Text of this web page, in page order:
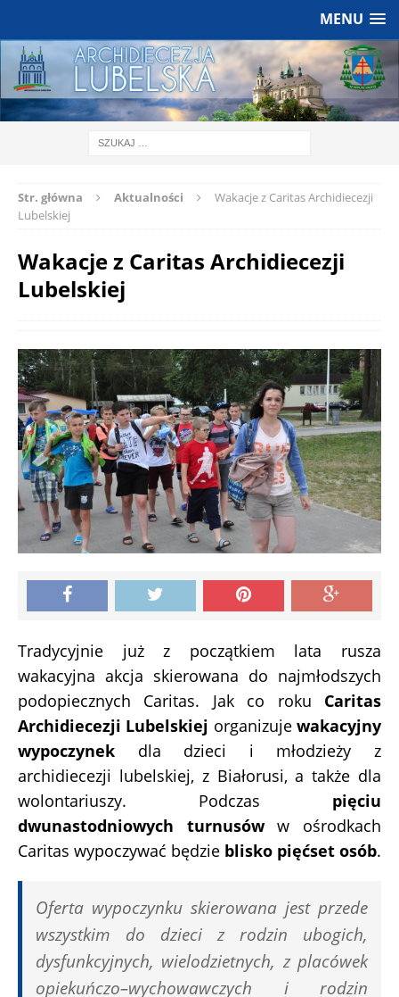
MENU
Str. główna Aktualności
Wakacje z Caritas Archidiecezji
Lubelskiej
Wakacje z Caritas Archidiecezji
Lubelskiej
Tradycyjnie już z początkiem lata rusza
wakacyjna akcja skierowana do najmłodszych
podopiecznych Caritas. Jak co roku Caritas
Archidiecezji Lubelskiej organizujewakacyjny
wypoczynek dla dzieci i młodzieży z
archidiecezji lubelskiej, z Białorusi, a także dla
wolontariuszy. Podczas pięciu
dwunastodniowych turnusóww ośrodkach
Caritas wypoczywać będzie blisko pięćset osób.
Oferta wypoczynku skierowana jest przede
wszystkim do dzieci z rodzin ubogich,
dysfunkcyjnych, wielodzietnych, z placówek
opiekuńczo–wychowawczych i rodzin